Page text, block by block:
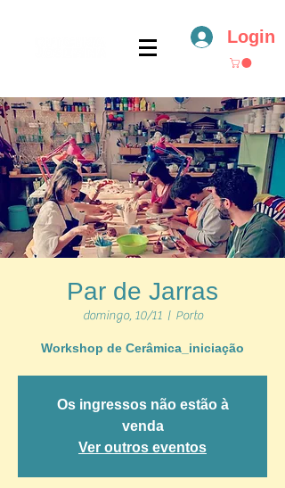
Login
Par de Jarras
domingo, 10/11
  |
Porto
Workshop de Cerâmica_iniciação
Os ingressos não estão à
venda
Ver outros eventos